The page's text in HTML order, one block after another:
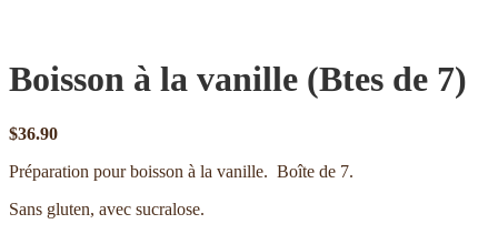
Boisson à la vanille (Btes de 7)
$36.90
Préparation pour boisson à la vanille. Boîte de 7.
Sans gluten, avec sucralose.